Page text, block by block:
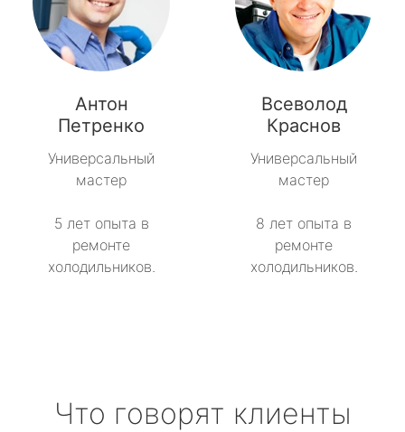
Антон
Петренко
Универсальный
мастер
5 лет опыта в
ремонте
холодильников.
Всеволод
Краснов
Универсальный
мастер
8 лет опыта в
ремонте
холодильников.
Что говорят клиенты